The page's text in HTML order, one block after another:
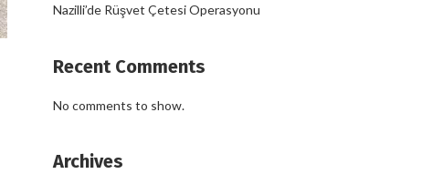
Nazilli’de Rüşvet Çetesi Operasyonu
Recent Comments
No comments to show.
Archives